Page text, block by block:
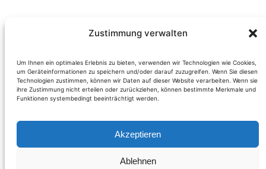
Zustimmung verwalten
Um Ihnen ein optimales Erlebnis zu bieten, verwenden wir Technologien wie Cookies,
um Geräteinformationen zu speichern und/oder darauf zuzugreifen. Wenn Sie diesen
Technologien zustimmen, können wir Daten auf dieser Website verarbeiten. Wenn sie
ihre Zustimmung nicht erteilen oder zurückziehen, können bestimmte Merkmale und
Funktionen systembedingt beeinträchtigt werden.
Akzeptieren
Ablehnen
Willkommen in der Bananenrepublik! 2-3 malige
des Dr. W. am Hauptplatz (Hainburg – NÖ) Diese
Frage beschäftigt uns seit dem Sommer dieses
Jahres. Die Kirchengasse im Zentrum der
Mittelalterstadt wurde im Sommer aufgegraben,
neue Leitungen verlegt und eine Umgestaltung
vorgenommen. Jetzt einmal abgesehen davon,
daß die Arbeiten vor Schulbeginn…